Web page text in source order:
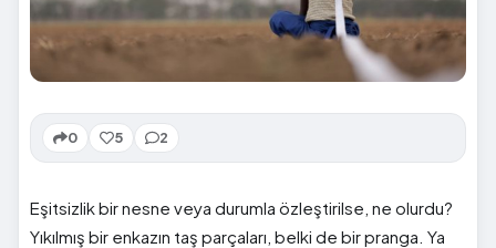
0 5 2
Eşitsizlik bir nesne veya durumla özleştirilse, ne olurdu?
Yıkılmış bir enkazın taş parçaları, belki de bir pranga. Ya